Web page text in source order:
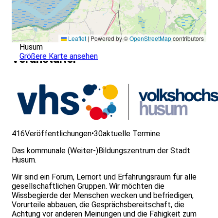
Leaflet | Powered by ©OpenStreetMapcontributors
Husum
Größere Karte ansehen
Veranstalter
416Veröffentlichungen•30aktuelle Termine
Das kommunale (Weiter-)Bildungszentrum der Stadt
Husum.
Wir sind ein Forum, Lernort und Erfahrungsraum für alle
gesellschaftlichen Gruppen. Wir möchten die
Wissbegierde der Menschen wecken und befriedigen,
Vorurteile abbauen, die Gesprächsbereitschaft, die
Achtung vor anderen Meinungen und die Fähigkeit zum